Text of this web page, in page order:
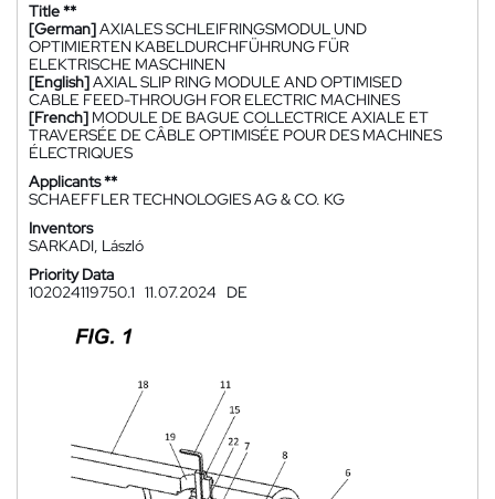
Title **
[German]AXIALES SCHLEIFRINGSMODUL UND
OPTIMIERTEN KABELDURCHFÜHRUNG FÜR
ELEKTRISCHE MASCHINEN
[English]AXIAL SLIP RING MODULE AND OPTIMISED
CABLE FEED-THROUGH FOR ELECTRIC MACHINES
[French] MODULE DE BAGUE COLLECTRICE AXIALE ET
TRAVERSÉE DE CÂBLE OPTIMISÉE POUR DES MACHINES
ÉLECTRIQUES
Applicants **
SCHAEFFLER TECHNOLOGIES AG & CO. KG
Inventors
SARKADI, László
Priority Data
102024119750.1 11.07.2024 DE